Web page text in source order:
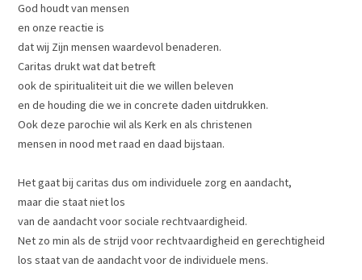
God houdt van mensen
en onze reactie is
dat wij Zijn mensen waardevol benaderen.
Caritas drukt wat dat betreft
ook de spiritualiteit uit die we willen beleven
en de houding die we in concrete daden uitdrukken.
Ook deze parochie wil als Kerk en als christenen
mensen in nood met raad en daad bijstaan.
Het gaat bij caritas dus om individuele zorg en aandacht,
maar die staat niet los
van de aandacht voor sociale rechtvaardigheid.
Net zo min als de strijd voor rechtvaardigheid en gerechtigheid
los staat van de aandacht voor de individuele mens.